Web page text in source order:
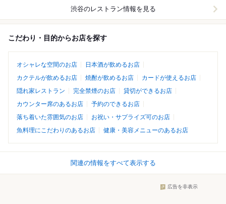
渋谷のレストラン情報を見る
こだわり・目的からお店を探す
オシャレな空間のお店
日本酒が飲めるお店
カクテルが飲めるお店
焼酎が飲めるお店
カードが使えるお店
隠れ家レストラン
完全禁煙のお店
貸切ができるお店
カウンター席のあるお店
予約のできるお店
落ち着いた雰囲気のお店
お祝い・サプライズ可のお店
魚料理にこだわりのあるお店
健康・美容メニューのあるお店
関連の情報をすべて表示する
広告を非表示